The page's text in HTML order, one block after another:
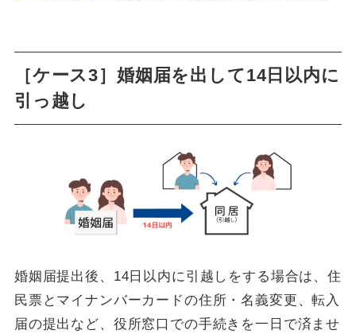
［ケース3］婚姻届を出して14日以内に
引っ越し
婚姻届提出後、14日以内に引越しをする場合は、住
民票とマイナンバーカードの住所・名義変更、転入
届の提出など、役所窓口での手続きを一日で済ませ